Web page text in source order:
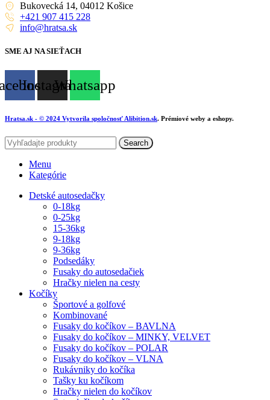
Bukovecká 14, 04012 Košice
+421 907 415 228
info@hratsa.sk
SME AJ NA SIEŤACH
InstagramWhatsapp
Hratsa.sk - © 2024 Vytvorila spoločnosť Alibition.sk. Prémiové weby a eshopy.
Search
Menu
Kategórie
Detské autosedačky
0-18kg
0-25kg
15-36kg
9-18kg
9-36kg
Podsedáky
Fusaky do autosedačiek
Hračky nielen na cesty
Kočíky
Športové a golfové
Kombinované
Fusaky do kočíkov – BAVLNA
Fusaky do kočíkov – MINKY, VELVET
Fusaky do kočíkov – POLAR
Fusaky do kočíkov – VLNA
Rukávniky do kočíka
Tašky ku kočíkom
Hračky nielen do kočíkov